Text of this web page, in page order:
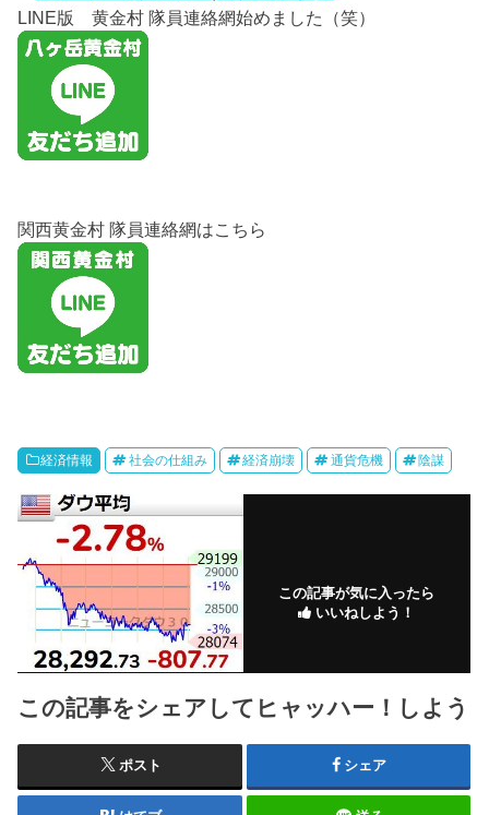
LINE版 黄金村 隊員連絡網始めました（笑）
関西黄金村 隊員連絡網はこちら
経済情報 社会の仕組み 経済崩壊 通貨危機 陰謀
この記事が気に入ったら
いいねしよう！
この記事をシェアしてヒャッハー！しよう
ポスト シェア